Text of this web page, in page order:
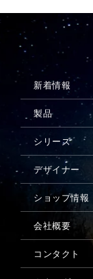
新着情報
製品
シリーズ
デザイナー
ショップ情報
会社概要
コンタクト